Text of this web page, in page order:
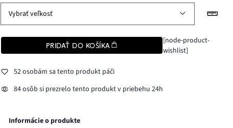
Vybrať veľkosť
PRIDAŤ DO KOŠÍKA
[node-product-
wishlist]
52 osobám sa tento produkt páči
84 osôb si prezrelo tento produkt v priebehu 24h
Informácie o produkte